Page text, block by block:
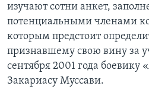
поиск
ДЕТАЛИ
НЬЮ-ЙОРК NEW YORK
АМЕРИКА. БОЛЬШОЕ
АМЕРИКАНСКИЕ ГОРОДКИ
ТЕСТЫ
ЗА СВОБОДУ ПРЕССЫ
УЧИМ АНГЛИЙСКИЙ
ВИДЕО
ПОДПИСКА НА НОВОСТИ
изучают сотни анкет,
потенциальными членами
которым предстоит
признавшему свою вину за
сентября 2001 года боевику
Закариасу Муссави.